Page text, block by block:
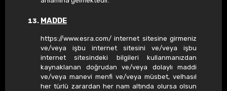
MADDE
https://www.esra.com/ internet sitesine girmeniz
ve/veya işbu internet sitesini ve/veya işbu
internet sitesindeki bilgileri kullanmanızdan
kaynaklanan doğrudan ve/veya dolaylı maddi
ve/veya manevi menfi ve/veya müsbet, velhasıl
her türlü zarardan her nam altında olursa olsun